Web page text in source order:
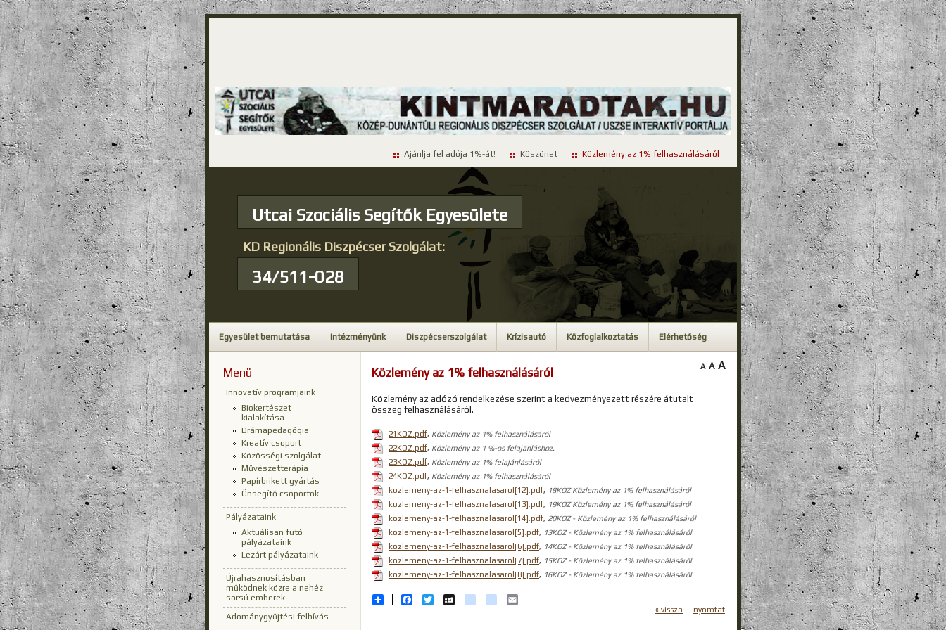
Ajánlja fel adója 1%-át! Köszönet Közlemény az 1% felhasználásáról
Utcai Szociális Segítők Egyesülete
KD Regionális Diszpécser Szolgálat:
34/511-028
Egyesület bemutatása Intézményünk Diszpécserszolgálat Krízisautó Közfoglalkoztatás Elérhetőség
Menü
Innovatív programjaink
Biokertészet
kialakítása
Drámapedagógia
Kreatív csoport
Közösségi szolgálat
Művészetterápia
Papírbrikett gyártás
Önsegítő csoportok
Pályázataink
Aktuálisan futó
pályázataink
Lezárt pályázataink
Újrahasznosításban
működnek közre a nehéz
sorsú emberek
Adománygyűjtési felhívás
A A A
Közlemény az 1% felhasználásáról
Közlemény az adózó rendelkezése szerint a kedvezményezett részére átutalt
összeg felhasználásáról.
21KOZ.pdf, Közlemény az 1% felhasználásáról
22KOZ.pdf, Közlemény az 1 %-os felajánláshoz.
23KOZ.pdf, Közlemény az 1% felajánlásáról
24KOZ.pdf, Közlemény az 1% felhasználásáról
kozlemeny-az-1-felhasznalasarol[12].pdf, 18KOZ Közlemény az 1% felhasználásáról
kozlemeny-az-1-felhasznalasarol[13].pdf, 19KOZ Közlemény az 1% felhasználásáról
kozlemeny-az-1-felhasznalasarol[14].pdf, 20KOZ - Közlemény az 1% felhasználásáról
kozlemeny-az-1-felhasznalasarol[5].pdf, 13KOZ - Közlemény az 1% felhasználásáról
kozlemeny-az-1-felhasznalasarol[6].pdf, 14KOZ - Közlemény az 1% felhasználásáról
kozlemeny-az-1-felhasznalasarol[7].pdf, 15KOZ - Közlemény az 1% felhasználásáról
kozlemeny-az-1-felhasznalasarol[8].pdf, 16KOZ - Közlemény az 1% felhasználásáról
Share Facebook
Twitter hotmail
nyomtat
« vissza